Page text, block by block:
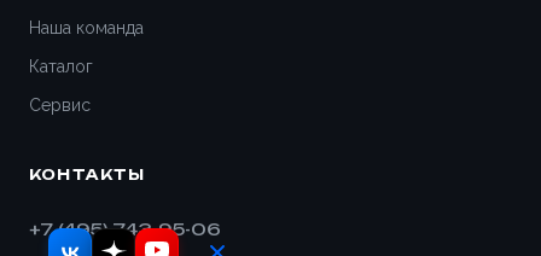
Наша команда
Каталог
Сервис
КОНТАКТЫ
+7 (495) 743-95-06